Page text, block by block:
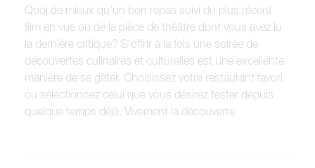
Quoi de mieux qu’un bon repas suivi du plus récent
film en vue ou de la pièce de théâtre dont vous avez lu
la dernière critique? S’offrir à la fois une soirée de
découvertes culinaires et culturelles est une excellente
manière de se gâter. Choisissez votre restaurant favori
ou sélectionnez celui que vous désirez tester depuis
quelque temps déjà. Vivement la découverte